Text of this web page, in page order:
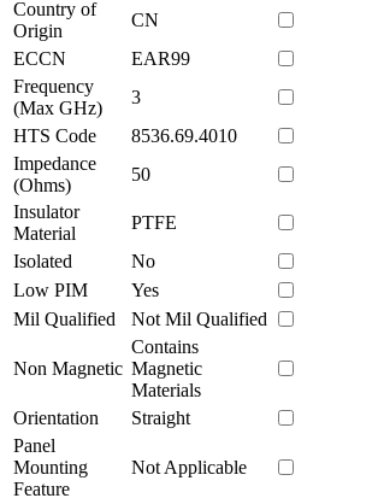
Country of
Origin
CN
ECCN
EAR99
Frequency
(Max GHz)
3
HTS Code
8536.69.4010
Impedance
(Ohms)
50
Insulator
Material
PTFE
Isolated
No
Low PIM
Yes
Mil Qualified
Not Mil Qualified
Non Magnetic
Contains
Magnetic
Materials
Orientation
Straight
Panel
Mounting
Feature
Not Applicable